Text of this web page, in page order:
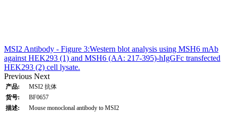
MSI2 Antibody - Figure 3:Western blot analysis using MSH6 mAb
against HEK293 (1) and MSH6 (AA: 217-395)-hIgGFc transfected
HEK293 (2) cell lysate.
Previous Next
产品:
MSI2 抗体
货号:
BF0657
描述:
Mouse monoclonal antibody to MSI2